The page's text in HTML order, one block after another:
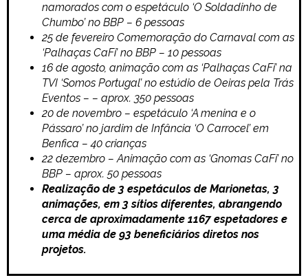
namorados com o espetáculo ‘O Soldadinho de
Chumbo’ no BBP – 6 pessoas
25 de fevereiro Comemoração do Carnaval com as
‘Palhaças CaFi’ no BBP – 10 pessoas
16 de agosto, animação com as ‘Palhaças CaFi’ na
TVI ‘Somos Portugal’ no estúdio de Oeiras pela Trás
Eventos – – aprox. 350 pessoas
20 de novembro – espetáculo ‘A menina e o
Pássaro’ no jardim de Infância ‘O Carrocel’ em
Benfica – 40 crianças
22 dezembro – Animação com as ‘Gnomas CaFi’ no
BBP – aprox. 50 pessoas
Realização de 3 espetáculos de Marionetas, 3
animações, em 3 sítios diferentes, abrangendo
cerca de aproximadamente 1167 espetadores e
uma média de 93 beneficiários diretos nos
projetos.